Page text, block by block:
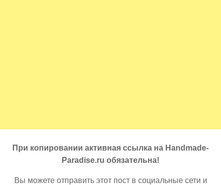
При копировании активная ссылка на Handmade-
Paradise.ru обязательна!
Вы можете отправить этот пост в социальные сети и